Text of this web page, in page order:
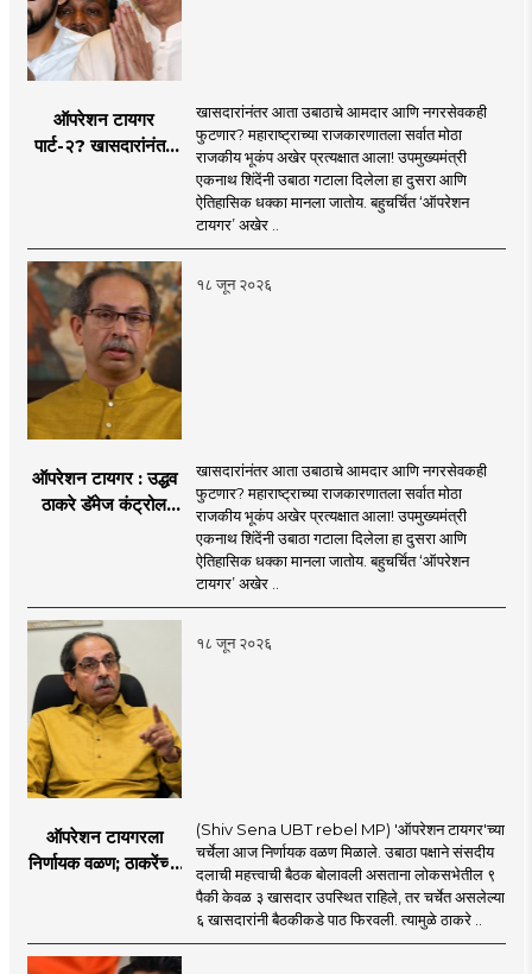
nation and the national interest...
'smart' era, information is available in
abundance in the Internet-enabled
information explosion. However, there is a
need for complementary knowledge to
determine a modern role and approach
that is compatible with culture,
motionlessness and tradition.
through social media and advanced avatar
content. We are coming before you. Role in
the new era, 'smart' journalism with a view,
'smart' multimedia for the new era, and
journalism for a 'smart' Maharashtra will
be the side of the game.
ऑपरेशन टायगर
पार्ट-२? खासदारांनंतर
खासदारांनंतर आता उबाठाचे आमदार आणि नगरसेवकही
फुटणार? महाराष्ट्राच्या राजकारणातला सर्वात मोठा
राजकीय भूकंप अखेर प्रत्यक्षात आला! उपमुख्यमंत्री
एकनाथ शिंदेंनी उबाठा गटाला दिलेला हा दुसरा आणि
ऐतिहासिक धक्का मानला जातोय. बहुचर्चित ‘ऑपरेशन
टायगर’ अखेर ..
१८ जून २०२६
ऑपरेशन टायगर : उद्धव
ठाकरे डॅमेज कंट्रोल
शिंदेंकडे जाण्याच्या चर्चा
सुरू
खासदारांनंतर आता उबाठाचे आमदार आणि नगरसेवकही
फुटणार? महाराष्ट्राच्या राजकारणातला सर्वात मोठा
राजकीय भूकंप अखेर प्रत्यक्षात आला! उपमुख्यमंत्री
एकनाथ शिंदेंनी उबाठा गटाला दिलेला हा दुसरा आणि
ऐतिहासिक धक्का मानला जातोय. बहुचर्चित ‘ऑपरेशन
टायगर’ अखेर ..
१८ जून २०२६
ऑपरेशन टायगरला
निर्णायक वळण; ठाकरेंच्या
विलीन होण्याचा प्रस्ताव?
(Shiv Sena UBT rebel MP) 'ऑपरेशन टायगर'च्या
चर्चेला आज निर्णायक वळण मिळाले. उबाठा पक्षाने संसदीय
दलाची महत्त्वाची बैठक बोलावली असताना लोकसभेतील ९
पैकी केवळ ३ खासदार उपस्थित राहिले, तर चर्चेत असलेल्या
६ खासदारांनी बैठकीकडे पाठ फिरवली. त्यामुळे ठाकरे ..